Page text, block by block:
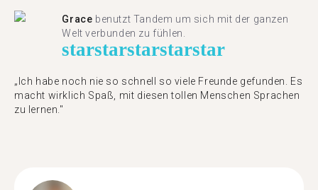
Grace benutzt Tandem um sich mit der ganzen
Welt verbunden zu fühlen.
starstarstarstarstar
„Ich habe noch nie so schnell so viele Freunde gefunden. Es
macht wirklich Spaß, mit diesen tollen Menschen Sprachen
zu lernen."